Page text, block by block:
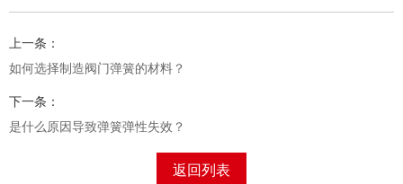
上一条：
如何选择制造阀门弹簧的材料？
下一条：
是什么原因导致弹簧弹性失效？
返回列表